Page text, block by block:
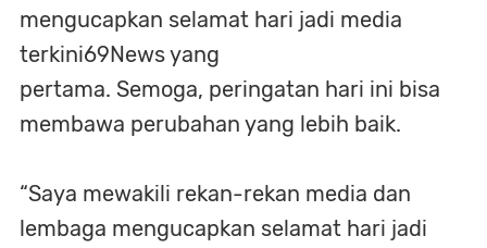
mengucapkan selamat hari jadi media
terkini69News yang
pertama. Semoga, peringatan hari ini bisa
membawa perubahan yang lebih baik.
“Saya mewakili rekan-rekan media dan
lembaga mengucapkan selamat hari jadi